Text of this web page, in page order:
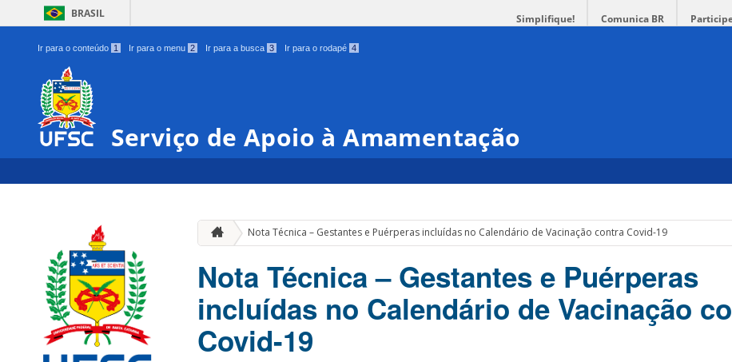
BRASIL Simplifique! Comunica BR
Ir para o conteúdo 1 Ir para o menu 2 Ir para a busca 3 Ir para o rodapé 4
Serviço de Apoio à Amamentação
Nota Técnica – Gestantes e Puérperas incluídas no Calendário de Vacinação contra Covid-19
Nota Técnica – Gestantes e Puérperas
incluídas no Calendário de Vacinação
Covid-19